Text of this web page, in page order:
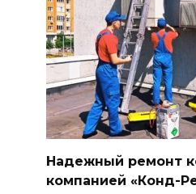
Надежный ремонт
компанией «Конд-